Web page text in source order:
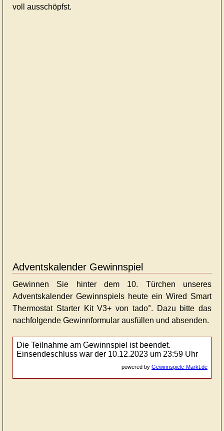
voll ausschöpfst.
Adventskalender Gewinnspiel
Gewinnen Sie hinter dem 10. Türchen unseres
Adventskalender Gewinnspiels heute ein Wired Smart
Thermostat Starter Kit V3+ von tado°. Dazu bitte das
nachfolgende Gewinnformular ausfüllen und absenden.